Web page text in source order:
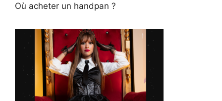
Où acheter un handpan ?